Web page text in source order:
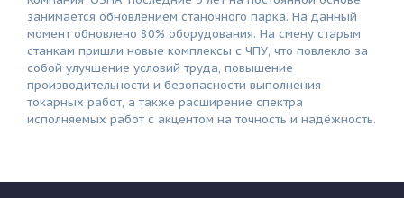
занимается обновлением станочного парка. На данный
момент обновлено 80% оборудования. На смену старым
станкам пришли новые комплексы с ЧПУ, что повлекло за
собой улучшение условий труда, повышение
производительности и безопасности выполнения
токарных работ, а также расширение спектра
исполняемых работ с акцентом на точность и надёжность.